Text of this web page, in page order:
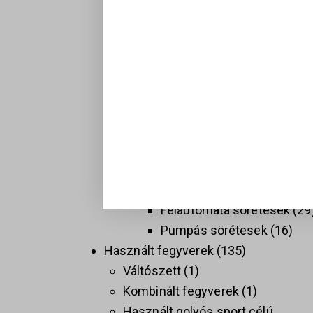
Félautomata sörétesek 29
Pumpás sörétesek 16
Használt fegyverek 135
Váltószett 1
Kombinált fegyverek 1